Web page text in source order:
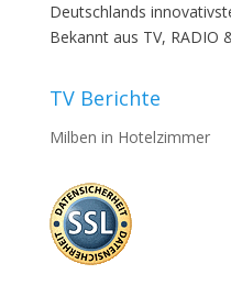
Deutschlands
Bekannt aus TV, RADIO
TV Berichte
Milben in Hotelzimmer